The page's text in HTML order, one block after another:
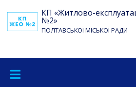
КП «Житлово-
№2»
ПОЛТАВСЬКОЇ МІСЬКОЇ РАДИ